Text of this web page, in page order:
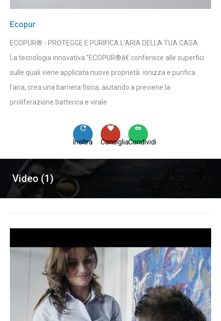
Ecopur
ECOPUR® - PROTEGGE E PURIFICA L'ARIA DELLA TUA CASA
La tecnologia innovativa "ECOPUR®â€ conferisce alle superfici
sulle quali viene applicata nuove proprietà: ionizza e purifica
l'aria, crea una barriera fisica, aiutando a previene la
proliferazione batterica e virale
Condividi
Consiglia
Inoltra
Video (1)